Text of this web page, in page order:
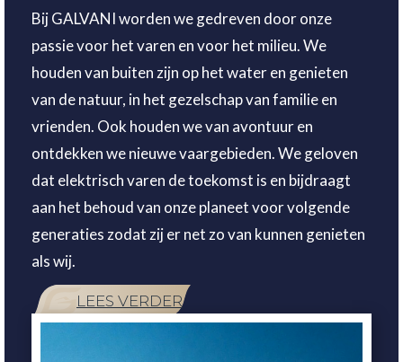
Bij GALVANI worden we gedreven door onze
passie voor het varen en voor het milieu. We
houden van buiten zijn op het water en genieten
van de natuur, in het gezelschap van familie en
vrienden. Ook houden we van avontuur en
ontdekken we nieuwe vaargebieden. We geloven
dat elektrisch varen de toekomst is en bijdraagt
aan het behoud van onze planeet voor volgende
generaties zodat zij er net zo van kunnen genieten
als wij.
LEES VERDER